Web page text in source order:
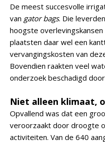
De meest succesvolle
van gator bags. Die
hoogste
plaatsten daar wel een
vervangingskosten van
Bovendien raakten veel
onderzoek beschadigd
Niet alleen klimaat,
Opvallend was dat een
veroorzaakt door droogte
activiteiten. Van de 640